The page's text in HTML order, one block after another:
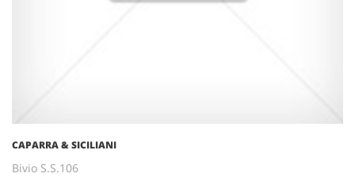
CAPARRA & SICILIANI
Bivio S.S.106